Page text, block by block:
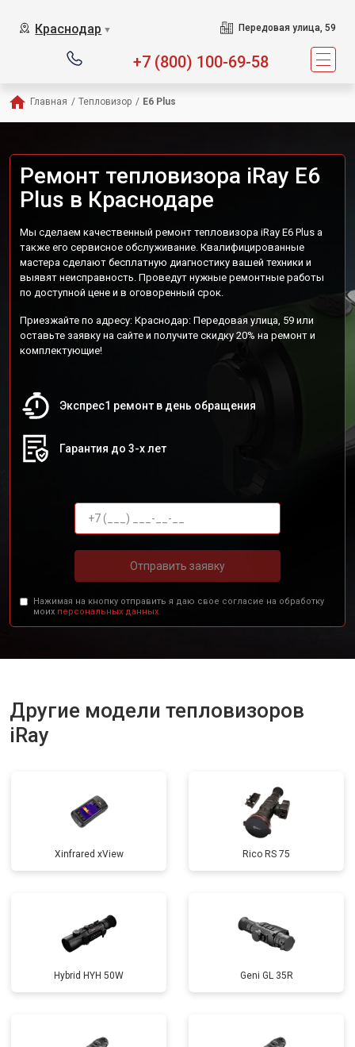
Краснодар ▼ Передовая улица, 59
+7 (800) 100-69-58
Главная / Тепловизор / E6 Plus
Ремонт тепловизора iRay E6
Plus в Краснодаре
Мы сделаем качественный ремонт тепловизора iRay E6 Plus а
также его сервисное обслуживание. Квалифицированные
мастера сделают бесплатную диагностику вашей техники и
выявят неисправность. Проведут нужные ремонтные работы
по доступной цене и в оговоренный срок.
Приезжайте по адресу: Краснодар: Передовая улица, 59 или
оставьте заявку на сайте и получите скидку 20% на ремонт и
комплектующие!
Экспрес1 ремонт в день обращения
Гарантия до 3-х лет
Отправить заявку
Нажимая на кнопку отправить я даю свое согласие на обработку
моих персональных данных.
Другие модели тепловизоров
iRay
Xinfrared xView Rico RS 75
Hybrid HYH 50W Geni GL 35R